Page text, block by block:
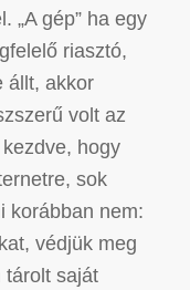
„A gép” ha egy
riasztó,
állt, akkor
volt az
hogy
sok
korábban nem:
védjük meg
tárolt saját